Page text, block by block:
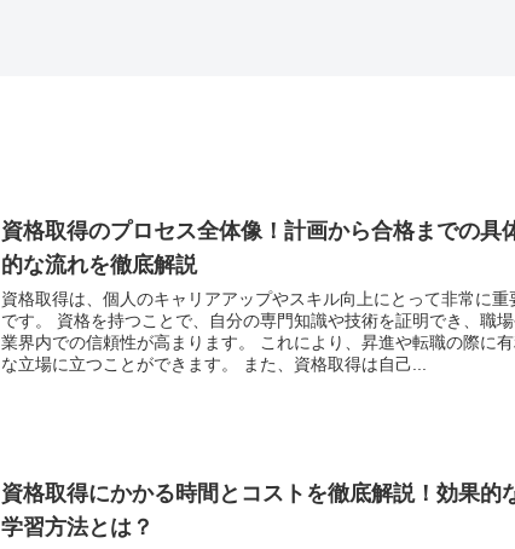
資格取得のプロセス全体像！計画から合格までの具
的な流れを徹底解説
資格取得は、個人のキャリアアップやスキル向上にとって非常に重
です。 資格を持つことで、自分の専門知識や技術を証明でき、職
業界内での信頼性が高まります。 これにより、昇進や転職の際に
な立場に立つことができます。 また、資格取得は自己...
資格取得にかかる時間とコストを徹底解説！効果的
学習方法とは？